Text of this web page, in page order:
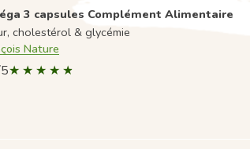
3 capsules Complément Alimentaire
cholestérol & glycémie
Nature